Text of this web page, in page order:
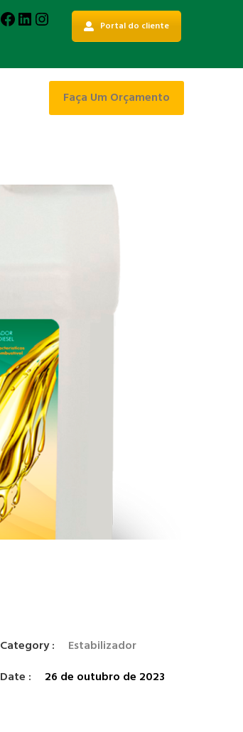
Portal do cliente
Facebook
LinkedIn
Instagram
Faça Um Orçamento
Category :
Estabilizador
Date :
26 de outubro de 2023